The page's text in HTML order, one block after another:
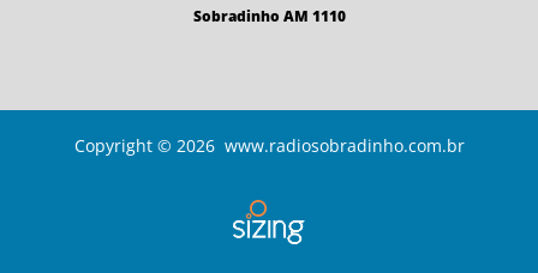
Sobradinho AM 1110
Copyright © 2026 www.radiosobradinho.com.br